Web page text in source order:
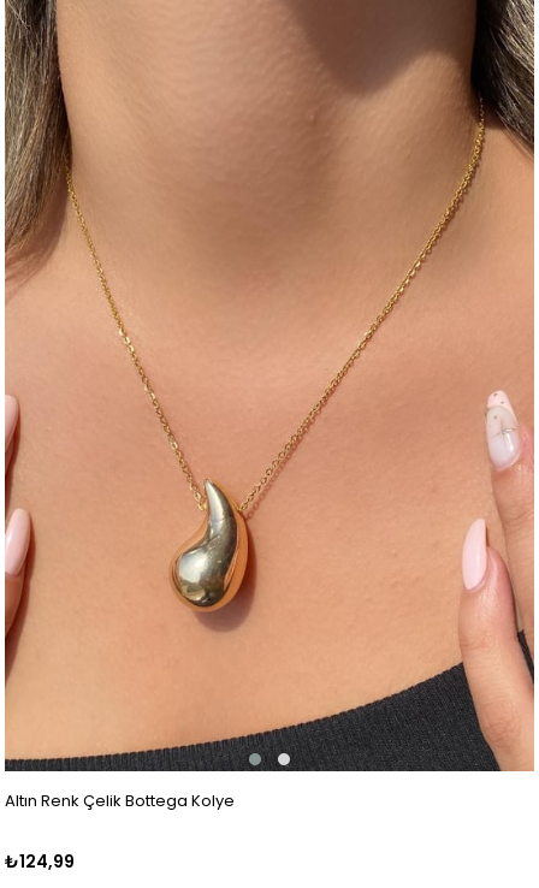
Altın Renk Çelik Bottega Kolye
₺124,99